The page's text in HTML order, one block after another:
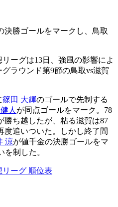
決勝ゴールをマークし、鳥取
ーグは13日、強風の影響によ
ラウンド第9節の鳥取vs滋賀
篠田 大輝のゴールで先制する
人 が同点ゴールをマーク。78
勝ち越したが、粘る滋賀は87
度追いついた。しかし終了間
涼が値千金の決勝ゴールをマ
を制した。
ーグ 順位表